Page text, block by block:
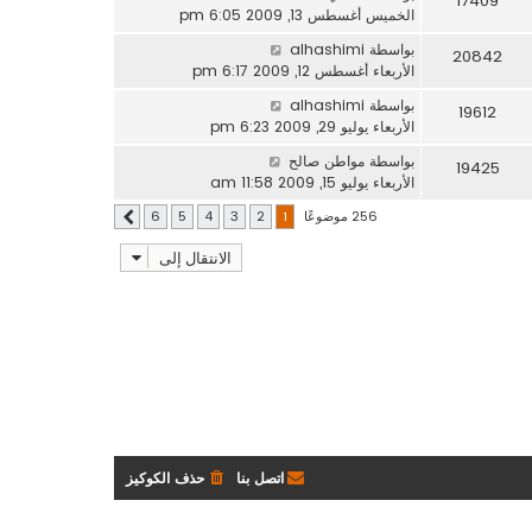
الخميس أغسطس 13, 2009 6:05 pm
20842 بواسطة alhashimi
الأربعاء أغسطس 12, 2009 6:17 pm
19612 بواسطة alhashimi
الأربعاء يوليو 29, 2009 6:23 pm
19425 بواسطة مواطن صالح
الأربعاء يوليو 15, 2009 11:58 am
256 موضوعًا 1
2
3
4
5
6 التالي
الانتقال إلى
حذف الكوكيز اتصل بنا